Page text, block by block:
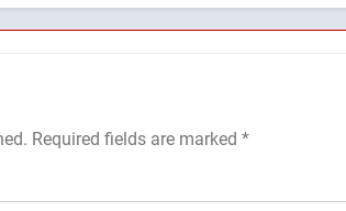
Required fields are marked *